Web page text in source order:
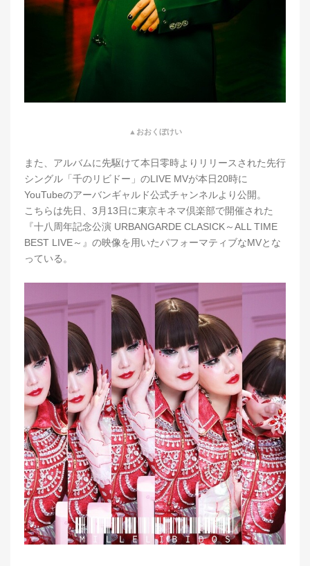
▲おおくぼけい
また、アルバムに先駆けて本日零時よりリリースされた先行
シングル「千のリビドー」のLIVE MVが本日20時に
YouTubeのアーバンギャルド公式チャンネルより公開。
こちらは先日、3月13日に東京キネマ倶楽部で開催された
『十八周年記念公演 URBANGARDE CLASICK～ALL TIME
BEST LIVE～』の映像を用いたパフォーマティブなMVとな
っている。